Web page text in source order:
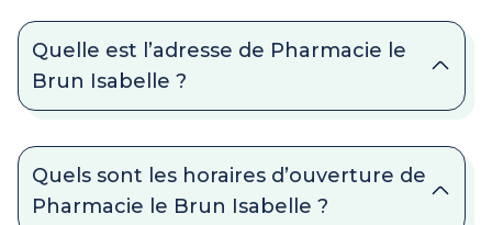
Quelle est l’adresse de Pharmacie le
Brun Isabelle ?
Quels sont les horaires d’ouverture de
Pharmacie le Brun Isabelle ?